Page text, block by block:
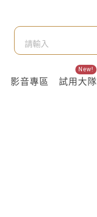
影音專區 試用大隊
New!